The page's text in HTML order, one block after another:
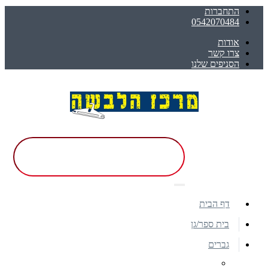
התחברות
0542070484
אודות
צרו קשר
הסניפים שלנו
דף הבית
בית ספר/גן
גברים